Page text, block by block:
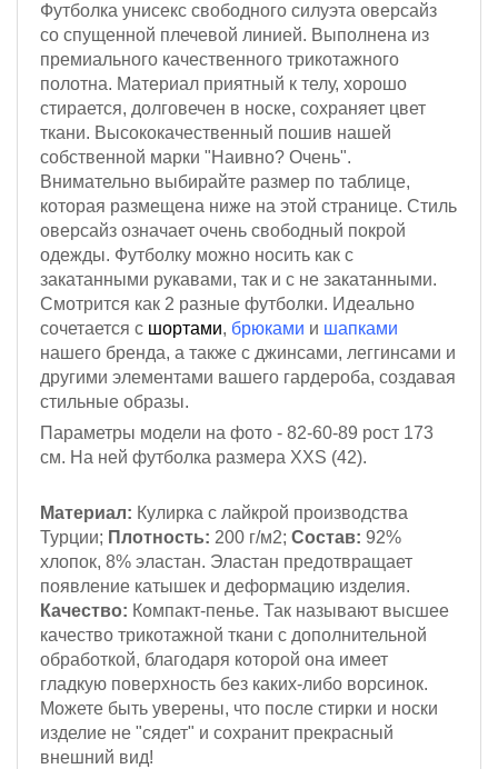
Футболка унисекс свободного силуэта оверсайз
со спущенной плечевой линией. Выполнена из
премиального качественного трикотажного
полотна. Материал приятный к телу, хорошо
стирается, долговечен в носке, сохраняет цвет
ткани. Высококачественный пошив нашей
собственной марки "Наивно? Очень".
Внимательно выбирайте размер по таблице,
которая размещена ниже на этой странице. Стиль
оверсайз означает очень свободный покрой
одежды. Футболку можно носить как с
закатанными рукавами, так и с не закатанными.
Смотрится как 2 разные футболки. Идеально
сочетается с шортами, брюками и шапками
нашего бренда, а также с джинсами, леггинсами и
другими элементами вашего гардероба, создавая
стильные образы.
Параметры модели на фото - 82-60-89 рост 173
см. На ней футболка размера XXS (42).
Материал: Кулирка с лайкрой производства
Турции; Плотность: 200 г/м2; Состав: 92%
хлопок, 8% эластан. Эластан предотвращает
появление катышек и деформацию изделия.
Качество: Компакт-пенье. Так называют высшее
качество трикотажной ткани с дополнительной
обработкой, благодаря которой она имеет
гладкую поверхность без каких-либо ворсинок.
Можете быть уверены, что после стирки и носки
изделие не "сядет" и сохранит прекрасный
внешний вид!